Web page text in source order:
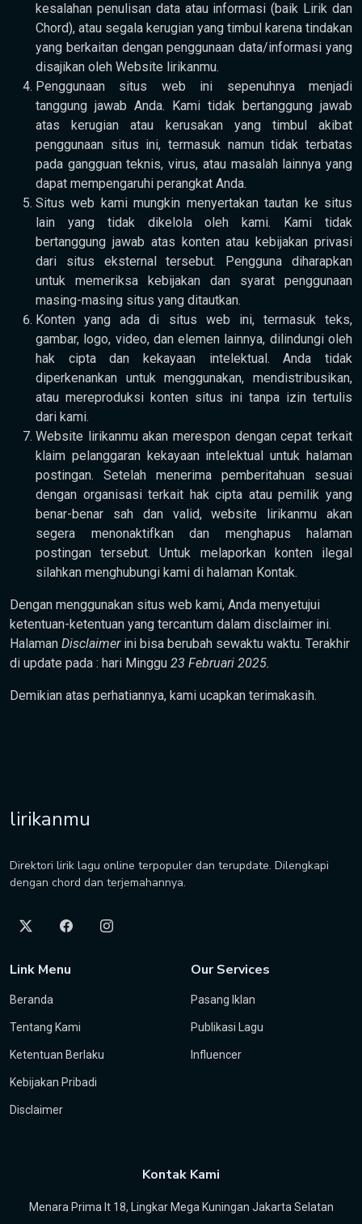
kesalahan penulisan data atau informasi (baik Lirik dan
Chord), atau segala kerugian yang timbul karena tindakan
yang berkaitan dengan penggunaan data/informasi yang
disajikan oleh Website lirikanmu.
Penggunaan situs web ini sepenuhnya menjadi
tanggung jawab Anda. Kami tidak bertanggung jawab
atas kerugian atau kerusakan yang timbul akibat
penggunaan situs ini, termasuk namun tidak terbatas
pada gangguan teknis, virus, atau masalah lainnya yang
dapat mempengaruhi perangkat Anda.
Situs web kami mungkin menyertakan tautan ke situs
lain yang tidak dikelola oleh kami. Kami tidak
bertanggung jawab atas konten atau kebijakan privasi
dari situs eksternal tersebut. Pengguna diharapkan
untuk memeriksa kebijakan dan syarat penggunaan
masing-masing situs yang ditautkan.
Konten yang ada di situs web ini, termasuk teks,
gambar, logo, video, dan elemen lainnya, dilindungi oleh
hak cipta dan kekayaan intelektual. Anda tidak
diperkenankan untuk menggunakan, mendistribusikan,
atau mereproduksi konten situs ini tanpa izin tertulis
dari kami.
Website lirikanmu akan merespon dengan cepat terkait
klaim pelanggaran kekayaan intelektual untuk halaman
postingan. Setelah menerima pemberitahuan sesuai
dengan organisasi terkait hak cipta atau pemilik yang
benar-benar sah dan valid, website lirikanmu akan
segera menonaktifkan dan menghapus halaman
postingan tersebut. Untuk melaporkan konten ilegal
silahkan menghubungi kami di halaman Kontak.
Dengan menggunakan situs web kami, Anda menyetujui
ketentuan-ketentuan yang tercantum dalam disclaimer ini.
Halaman Disclaimerini bisa berubah sewaktu waktu. Terakhir
di update pada : hari Minggu 23 Februari 2025.
Demikian atas perhatiannya, kami ucapkan terimakasih.
lirikanmu
Direktori lirik lagu online terpopuler dan terupdate. Dilengkapi
dengan chord dan terjemahannya.
Link Menu
Beranda
Tentang Kami
Ketentuan Berlaku
Kebijakan Pribadi
Disclaimer
Our Services
Pasang Iklan
Publikasi Lagu
Influencer
Kontak Kami
Menara Prima lt 18, Lingkar Mega Kuningan Jakarta Selatan